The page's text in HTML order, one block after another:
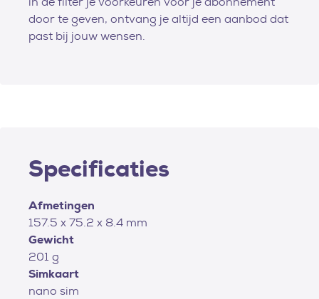
door te geven, ontvang je altijd een aanbod dat
past bij jouw wensen.
Specificaties
Afmetingen
157.5 x 75.2 x 8.4 mm
Gewicht
201 g
Simkaart
nano sim